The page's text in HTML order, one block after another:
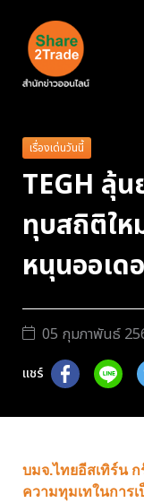
เรื่องเด่นวันนี้
TEGH ลุ้
ทุบสถิติให
หนุนออเด
05 กุมภาพันธ์
แชร์
บมจ.ไทยอีสเทิร์น
ความทุมเทในการ